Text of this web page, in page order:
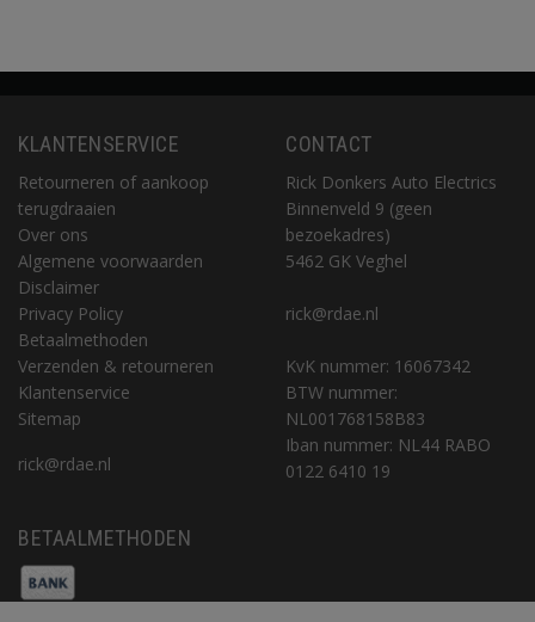
KLANTENSERVICE
Retourneren of aankoop
terugdraaien
Over ons
Algemene voorwaarden
Disclaimer
Privacy Policy
Betaalmethoden
Verzenden & retourneren
Klantenservice
Sitemap
rick@rdae.nl
CONTACT
Rick Donkers Auto Electrics
Binnenveld 9 (geen
bezoekadres)
5462 GK Veghel
rick@rdae.nl
KvK nummer: 16067342
BTW nummer:
NL001768158B83
Iban nummer: NL44 RABO
0122 6410 19
BETAALMETHODEN